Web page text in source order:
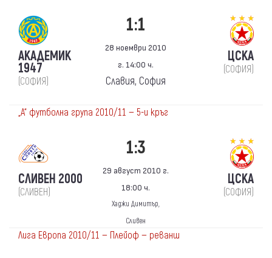
АКАДЕМИК
1947
(СОФИЯ)
1:1
28 ноември 2010
г. 14:00 ч.
Славия, София
ЦСКА
(СОФИЯ)
„А“ футболна група 2010/11 — 5-и кръг
СЛИВЕН 2000
(СЛИВЕН)
1:3
29 август 2010 г.
18:00 ч.
Хаджи Димитър,
Сливен
ЦСКА
(СОФИЯ)
Лига Европа 2010/11 — Плейоф — реванш